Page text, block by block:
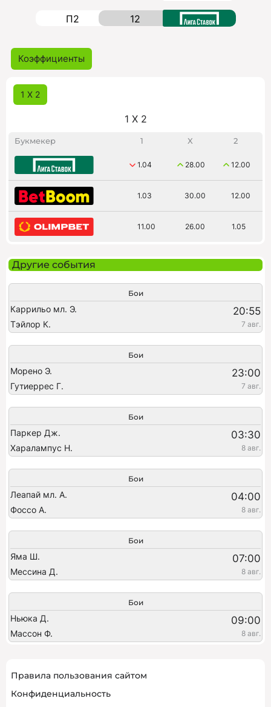
П2 12
Коэффициенты
1 X 2
1 X 2
Букмекер 1 X 2
1.04 28.00 12.00
1.03 30.00 12.00
11.00 26.00 1.05
Другие события
Бои
Каррильо мл. Э. 20:55
Тэйлор К. 7 авг.
Бои
Морено Э. 23:00
Гутиеррес Г. 7 авг.
Бои
Паркер Дж. 03:30
Харалампус Н. 8 авг.
Бои
Леапай мл. А. 04:00
Фоссо А. 8 авг.
Бои
Яма Ш. 07:00
Мессина Д. 8 авг.
Бои
Ньюка Д. 09:00
Массон Ф. 8 авг.
Правила пользования сайтом
Конфиденциальность